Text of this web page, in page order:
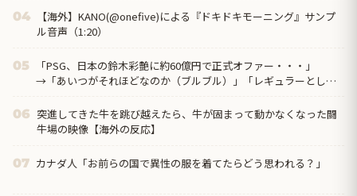
04
【海外】KANO(@onefive)による『ドキドキモーニング』サンプ
ル音声（1:20）
05
「PSG、日本の鈴木彩艶に約60億円で正式オファー・・・」
→「あいつがそれほどなのか（ブルブル）」「レギュラーとして
06 突進してきた牛を跳び越えたら、牛が固まって動かなくなった闘
牛場の映像【海外の反応】
07 カナダ人「お前らの国で異性の服を着てたらどう思われる？」